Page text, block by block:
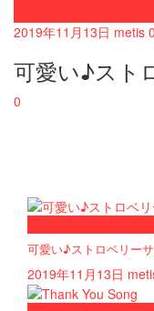
2019年11月13日 metis 0
可愛い♪スト
0
可愛い♪ストロベリー
2019年11月13日